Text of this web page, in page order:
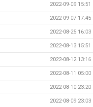
2022-09-09 15:51
2022-09-07 17:45
2022-08-25 16:03
2022-08-13 15:51
2022-08-12 13:16
2022-08-11 05:00
2022-08-10 23:20
2022-08-09 23:03